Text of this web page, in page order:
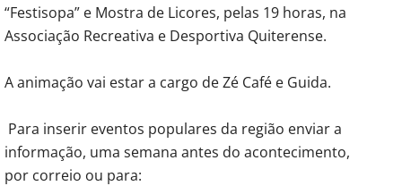
“Festisopa” e Mostra de Licores, pelas 19 horas, na
Associação Recreativa e Desportiva Quiterense.
A animação vai estar a cargo de Zé Café e Guida.
Para inserir eventos populares da região enviar a
informação, uma semana antes do acontecimento,
por correio ou para: